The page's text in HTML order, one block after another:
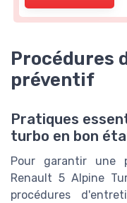
Procédures
préventif
Pratiques
turbo en bon
Pour garantir une
Renault 5 Alpine
procédures